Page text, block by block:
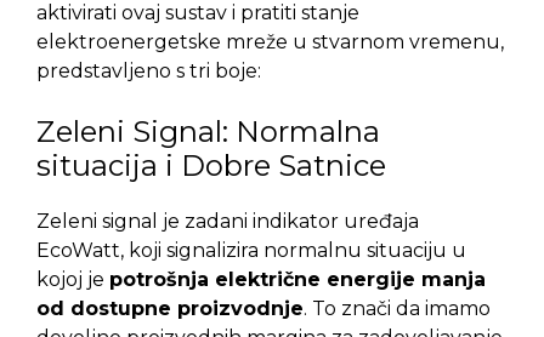
aktivirati ovaj sustav i pratiti stanje
elektroenergetske mreže u stvarnom vremenu,
predstavljeno s tri boje:
Zeleni Signal: Normalna
situacija i Dobre Satnice
Zeleni signal je zadani indikator uređaja
EcoWatt, koji signalizira normalnu situaciju u
kojoj je potrošnja električne energije manja
od dostupne proizvodnje. To znači da imamo